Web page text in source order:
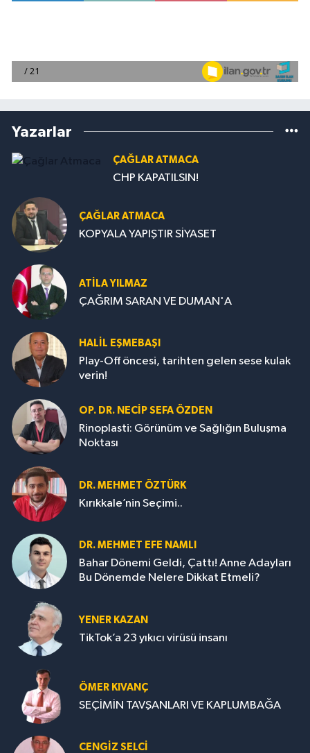
Yazarlar
ÇAĞLAR ATMACA
CHP KAPATILSIN!
ÇAĞLAR ATMACA
KOPYALA YAPIŞTIR SİYASET
ATILA YILMAZ
ÇAĞRIM SARAN VE DUMAN'A
HALIL EŞMEBAŞI
Play-Off öncesi, tarihten gelen sese kulak
verin!
OP. DR. NECIP SEFA ÖZDEN
Rinoplasti: Görünüm ve Sağlığın Buluşma
Noktası
DR. MEHMET ÖZTÜRK
Kırıkkale’nin Seçimi..
DR. MEHMET EFE NAMLI
Bahar Dönemi Geldi, Çattı! Anne Adayları
Bu Dönemde Nelere Dikkat Etmeli?
YENER KAZAN
TikTok’a 23 yıkıcı virüsü insanı
ÖMER KIVANÇ
SEÇİMİN TAVŞANLARI VE KAPLUMBAĞA
CENGİZ SELCİ